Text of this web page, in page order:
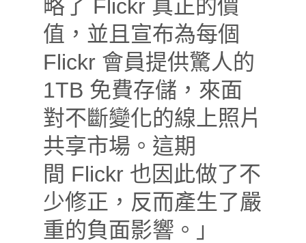
略了 Flickr 真正的價
值，並且宣布為每個
Flickr 會員提供驚人的
1TB 免費存儲，來面
對不斷變化的線上照片
共享市場。這期
間 Flickr 也因此做了不
少修正，反而產生了嚴
重的負面影響。」